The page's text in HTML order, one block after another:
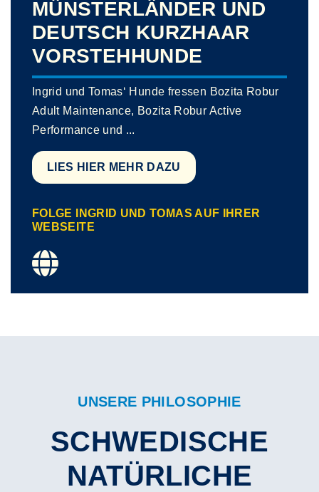
MÜNSTERLÄNDER UND
DEUTSCH KURZHAAR
VORSTEHHUNDE
Ingrid und Tomas‘ Hunde fressen Bozita Robur
Adult Maintenance, Bozita Robur Active
Performance und ...
LIES HIER MEHR DAZU
FOLGE INGRID UND TOMAS AUF IHRER
WEBSEITE
UNSERE PHILOSOPHIE
SCHWEDISCHE
NATÜRLICHE